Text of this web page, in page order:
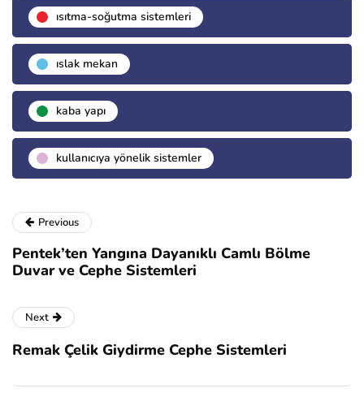
isıtma-soğutma sistemleri
islak mekan
kaba yapı
kullanıcıya yönelik sistemler
Previous
Pentek’ten Yangına Dayanıklı Camlı Bölme
Duvar ve Cephe Sistemleri
Next
Remak Çelik Giydirme Cephe Sistemleri